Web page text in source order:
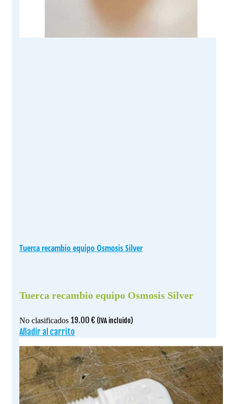
Tuerca recambio equipo Osmosis Silver
Tuerca recambio equipo Osmosis Silver
No clasificados 19.00 € (IVA incluido)
Añadir al carrito